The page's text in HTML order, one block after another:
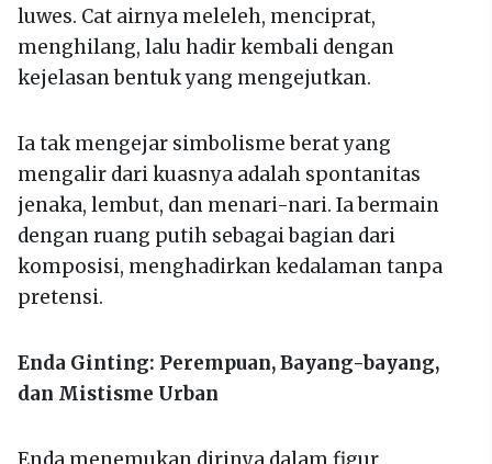
luwes. Cat airnya meleleh, menciprat,
menghilang, lalu hadir kembali dengan
kejelasan bentuk yang mengejutkan.
Ia tak mengejar simbolisme berat yang
mengalir dari kuasnya adalah spontanitas
jenaka, lembut, dan menari-nari. Ia bermain
dengan ruang putih sebagai bagian dari
komposisi, menghadirkan kedalaman tanpa
pretensi.
Enda Ginting: Perempuan, Bayang-bayang,
dan Mistisme Urban